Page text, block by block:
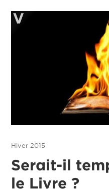
Hiver 2015
Serait-il
le Livre ?